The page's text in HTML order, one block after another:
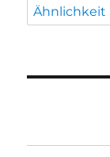
Ähnlichkeit